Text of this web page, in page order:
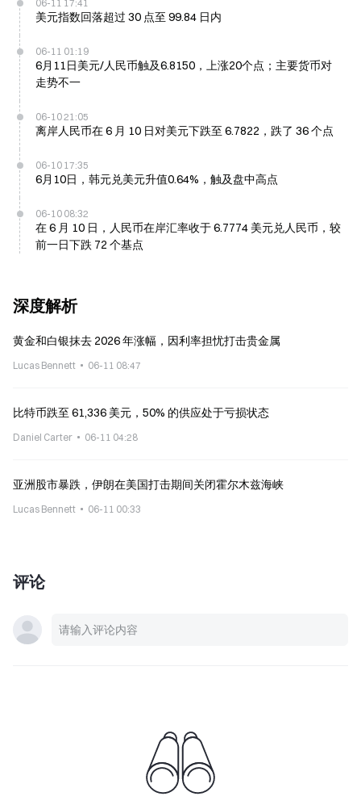
06-11 17:41
美元指数回落超过 30 点至 99.84 日内
06-11 01:19
6月11日美元/人民币触及6.8150，上涨20个点；主要货币对
走势不一
06-10 21:05
离岸人民币在 6 月 10 日对美元下跌至 6.7822，跌了 36 个点
06-10 17:35
6月10日，韩元兑美元升值0.64%，触及盘中高点
06-10 08:32
在 6 月 10 日，人民币在岸汇率收于 6.7774 美元兑人民币，较
前一日下跌 72 个基点
深度解析
黄金和白银抹去 2026 年涨幅，因利率担忧打击贵金属
Lucas Bennett 06-11 08:47
比特币跌至 61,336 美元，50% 的供应处于亏损状态
Daniel Carter 06-11 04:28
亚洲股市暴跌，伊朗在美国打击期间关闭霍尔木兹海峡
Lucas Bennett 06-11 00:33
评论